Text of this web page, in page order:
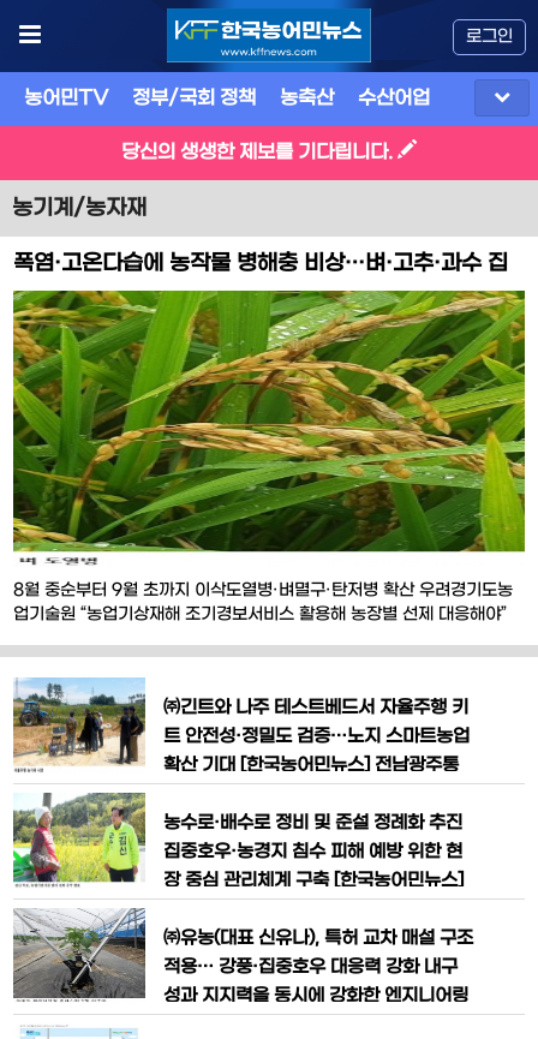
로그인
농어민TV 정부/국회 정책 농축산 수산어업
당신의 생생한 제보를 기다립니다.
농기계/농자재
폭염·고온다습에 농작물 병해충 비상…벼·고추·과수 집
중관리 필요
8월 중순부터 9월 초까지 이삭도열병·벼멸구·탄저병 확산 우려경기도농
업기술원 “농업기상재해 조기경보서비스 활용해 농장별 선제 대응해야”
숭아 등 주요 농작물의 병해충 발생 위험이 커지고 있다. 8월 중순부터 9
월 초까지 고온과 잦은 강우가 이어질 가능성이 있는 만큼 작목별 예찰과
적기 방제, 생육 관리가 요구된다. 경㈜긴트와 나주 테스트베드서 자율주행 키
트 안전성·정밀도 검증…노지 스마트농업
확산 기대 [한국농어민뉴스] 전남광주통
자율주행 농기계의 상용화를 위한 현장 실
증을 성공적으로 마치며 노지 스마트농업
구현에 속도를 내고 있다. 기존 농기계에
을 확인하면서 농업 생산성 향상과 노동력
부족 해소에 대한 기대가 커지고 있다.
농수로·배수로 정비 및 준설 정례화 추진
집중호우·농경지 침수 피해 예방 위한 현
장 중심 관리체계 구축 [한국농어민뉴스]
화에 따른 농경지 침수 피해를 예방하고
안정적인 영농환경 조성을 위한 ‘농업기반
시설 관리 강화 프로젝트’를 핵심 공약으
㈜유농(대표 신유나), 특허 교차 매설 구조
적용… 강풍·집중호우 대응력 강화 내구
성과 지지력을 동시에 강화한 엔지니어링